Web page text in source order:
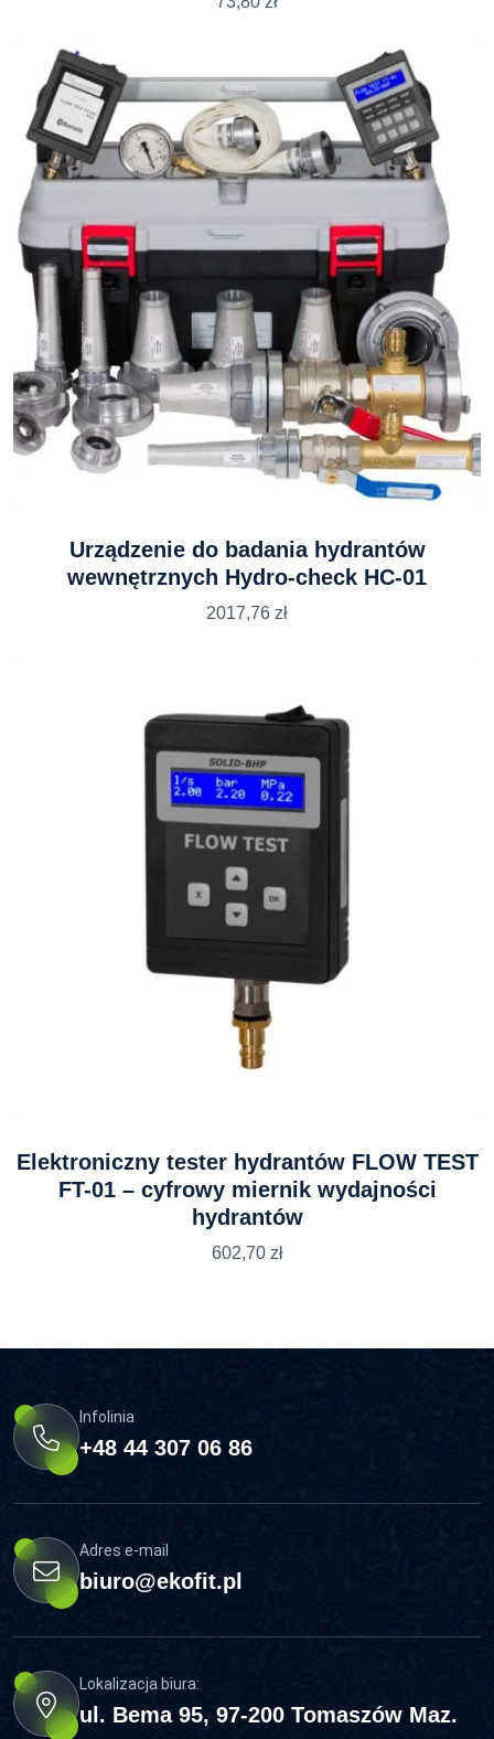
Urządzenie do badania hydrantów
wewnętrznych Hydro-check HC-01
2017,76 zł
Elektroniczny tester hydrantów FLOW TEST
FT-01 – cyfrowy miernik wydajności
hydrantów
602,70 zł
Infolinia
+48 44 307 06 86
Adres e-mail
biuro@ekofit.pl
Lokalizacja biura:
ul. Bema 95, 97-200 Tomaszów Maz.